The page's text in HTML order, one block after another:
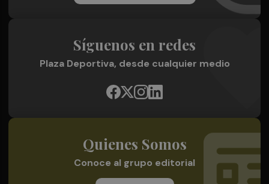
Síguenos en redes
Plaza Deportiva, desde cualquier medio
Quienes Somos
Conoce al grupo editorial